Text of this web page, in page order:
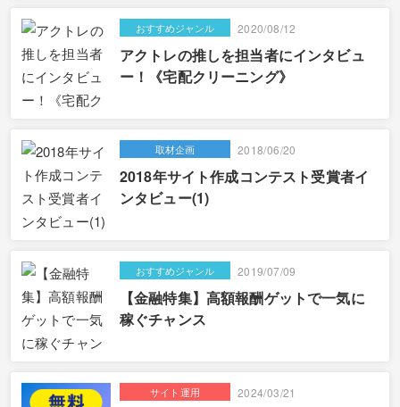
おすすめジャンル 2020/08/12
アクトレの推しを担当者にインタビュ
ー！《宅配クリーニング》
取材企画 2018/06/20
2018年サイト作成コンテスト受賞者イ
ンタビュー(1)
おすすめジャンル 2019/07/09
【金融特集】高額報酬ゲットで一気に
稼ぐチャンス
サイト運用 2024/03/21